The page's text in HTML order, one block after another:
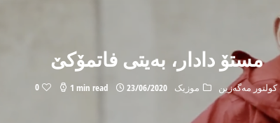
مستۆ دادار، به‌یتی فاتمۆكێ
كولتور مه‌گه‌زین موزیک 23/06/2020
1 min read
0